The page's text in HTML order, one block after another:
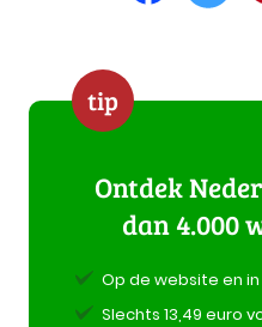
tip
Ontdek
dan 4.000
Op de website en
Slechts 13,49 euro